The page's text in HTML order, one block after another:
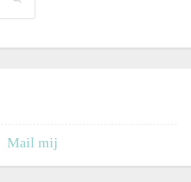
Mail mij